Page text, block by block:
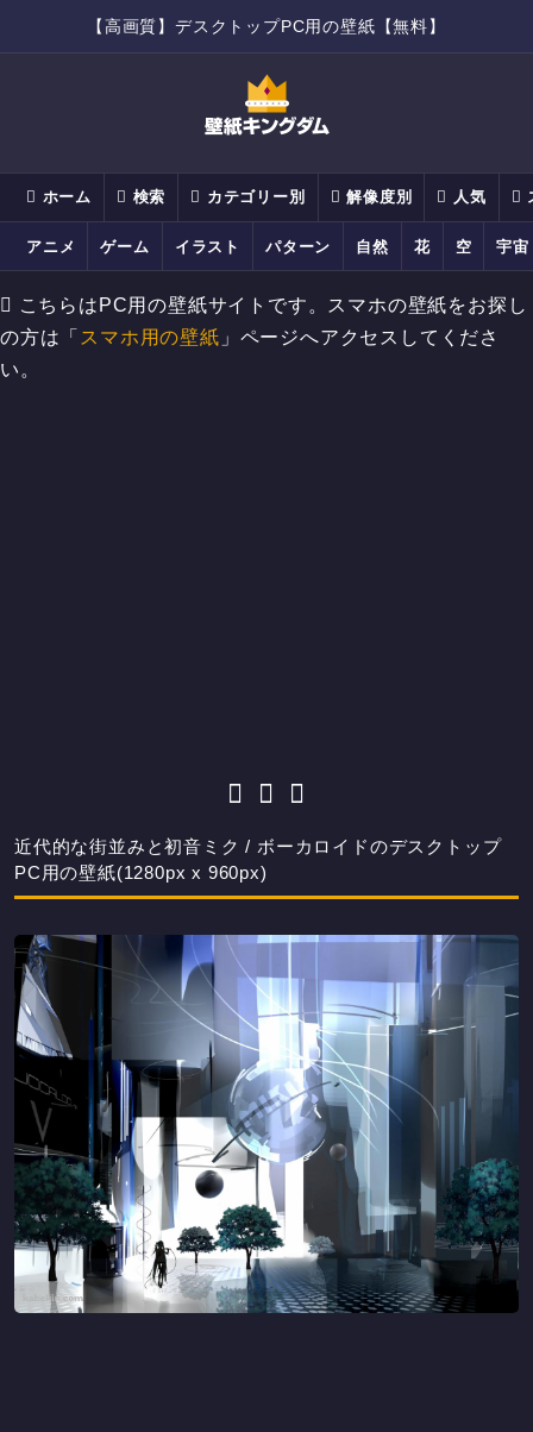
【高画質】デスクトップPC用の壁紙【無料】
ホーム 検索 カテゴリー別 解像度別 人気
アニメ ゲーム イラスト パターン 自然 花 空 宇宙
こちらはPC用の壁紙サイトです。スマホの壁紙をお探し
の方は「 スマホ用の壁紙 」ページへアクセスしてくださ
い。
近代的な街並みと初音ミク / ボーカロイドのデスクトップ
PC用の壁紙(1280px x 960px)